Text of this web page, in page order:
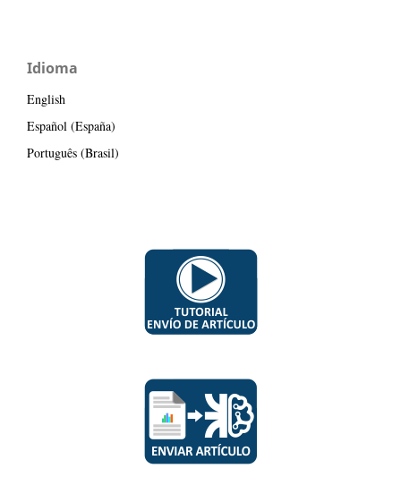
Idioma
English
Español (España)
Português (Brasil)